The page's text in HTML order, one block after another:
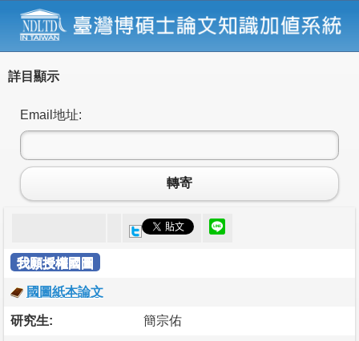
詳目顯示
Email地址:
轉寄
我願授權國圖
國圖紙本論文
研究生: 簡宗佑